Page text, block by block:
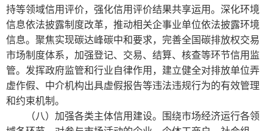
持等领域信用评价，强化信用评价结果共享运用。深化环境
信息依法披露制度改革，推动相关企事业单位依法披露环境
信息。聚焦实现碳达峰碳中和要求，完善全国碳排放权交易
市场制度体系，加强登记、交易、结算、核查等环节信用监
管。发挥政府监管和行业自律作用，建立健全对排放单位弄
虚作假、中介机构出具虚假报告等违法违规行为的有效管理
和约束机制。
（八）加强各类主体信用建设。围绕市场经济运行各领